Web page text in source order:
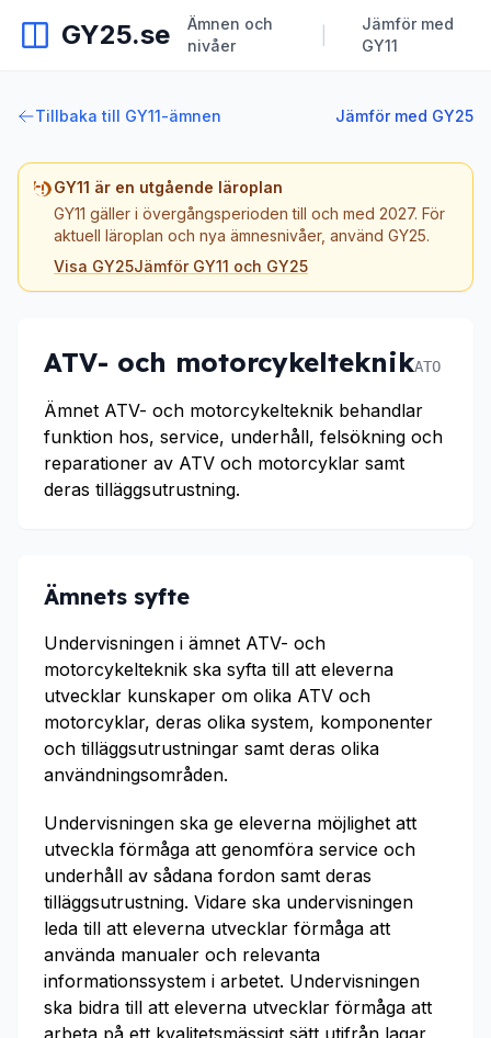
GY25.se
Ämnen och
nivåer
Jämför med
GY11
Tillbaka till GY11-ämnen Jämför med GY25
GY11 är en utgående läroplan
GY11 gäller i övergångsperioden till och med 2027. För
aktuell läroplan och nya ämnesnivåer, använd GY25.
Visa GY25Jämför GY11 och GY25
ATV- och motorcykelteknikATO
Ämnet ATV- och motorcykelteknik behandlar
funktion hos, service, underhåll, felsökning och
reparationer av ATV och motorcyklar samt
deras tilläggsutrustning.
Ämnets syfte
Undervisningen i ämnet ATV- och
motorcykelteknik ska syfta till att eleverna
utvecklar kunskaper om olika ATV och
motorcyklar, deras olika system, komponenter
och tilläggsutrustningar samt deras olika
användningsområden.
Undervisningen ska ge eleverna möjlighet att
utveckla förmåga att genomföra service och
underhåll av sådana fordon samt deras
tilläggsutrustning. Vidare ska undervisningen
leda till att eleverna utvecklar förmåga att
använda manualer och relevanta
informationssystem i arbetet. Undervisningen
ska bidra till att eleverna utvecklar förmåga att
arbeta på ett kvalitetsmässigt sätt utifrån lagar